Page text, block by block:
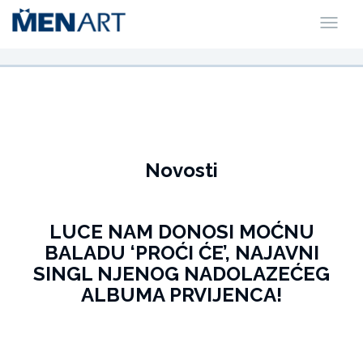
Novosti
LUCE NAM DONOSI MOĆNU
BALADU ‘PROĆI ĆE’, NAJAVNI
SINGL NJENOG NADOLAZEĆEG
ALBUMA PRVIJENCA!